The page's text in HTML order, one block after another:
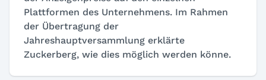
Plattformen des Unternehmens. Im Rahmen
der Übertragung der
Jahreshauptversammlung erklärte
Zuckerberg, wie dies möglich werden könne.